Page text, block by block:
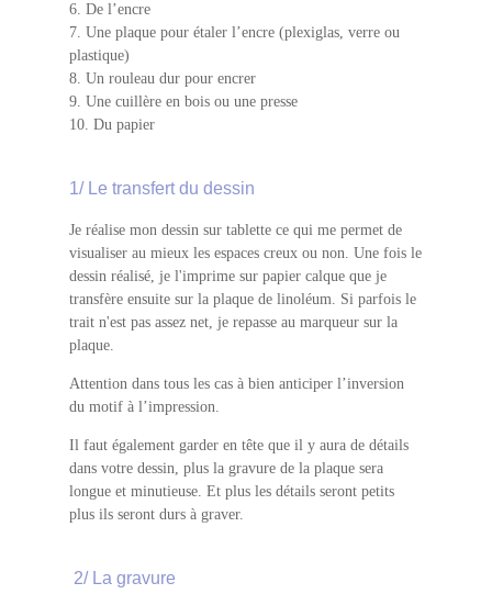
6. De l’encre
7. Une plaque pour étaler l’encre (plexiglas, verre ou
plastique)
8. Un rouleau dur pour encrer
9. Une cuillère en bois ou une presse
10. Du papier
1/ Le transfert du dessin
Je réalise mon dessin sur tablette ce qui me permet de
visualiser au mieux les espaces creux ou non. Une fois le
dessin réalisé, je l'imprime sur papier calque que je
transfère ensuite sur la plaque de linoléum. Si parfois le
trait n'est pas assez net, je repasse au marqueur sur la
plaque.
Attention dans tous les cas à bien anticiper l’inversion
du motif à l’impression.
Il faut également garder en tête que il y aura de détails
dans votre dessin, plus la gravure de la plaque sera
longue et minutieuse. Et plus les détails seront petits
plus ils seront durs à graver.
2/ La gravure